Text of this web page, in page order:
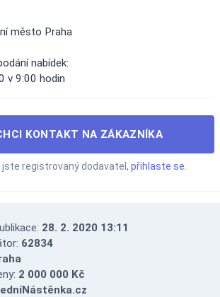
město Praha
nabídek:
v 9:00 hodin
KONTAKT NA ZÁKAZNÍKA
jste registrovaný dodavatel, přihlaste se
28. 2. 2020 13:11
62834
2 000 000 Kč